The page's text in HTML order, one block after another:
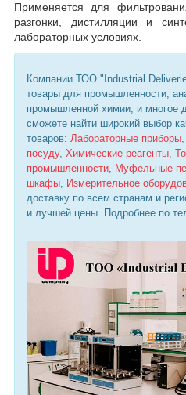
Применяется для
разгонки, дистилляции и
лабораторных условиях.
Компании ТОО "Industrial
товары для промышленности,
промышленной химии, и многое
сможете найти широкий выбор
товаров: Лабораторные приборы,
посуду, Химические реагенты,
промышленности, Муфельные
шкафы, Измерительное
доставку по всем странам и
и лучшей цены. Подробнее по